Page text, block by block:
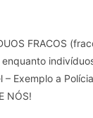
FRACOS
Exemplo a
NÓS!